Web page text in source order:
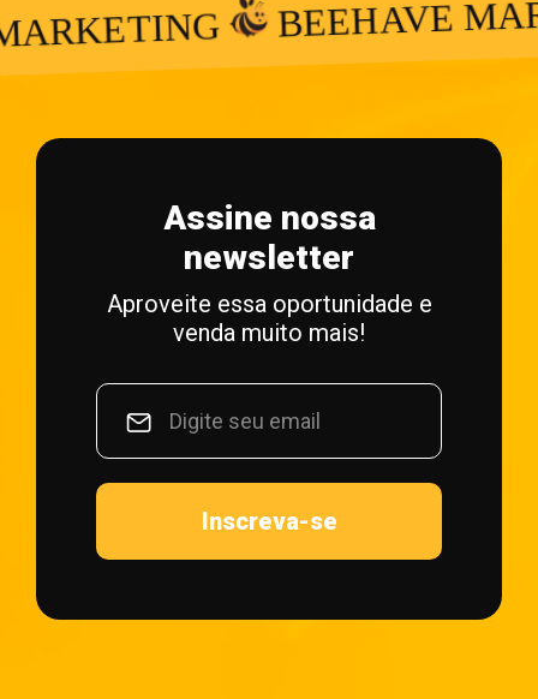
BEEHAVE
Assine nossa
newsletter
Aproveite essa oportunidade e
venda muito mais!
Inscreva-se